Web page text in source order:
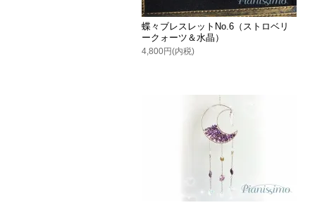
蝶々ブレスレットNo.6（ストロベリ
ークォーツ＆水晶）
4,800円(内税)